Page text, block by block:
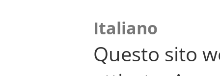
Italiano
Questo sito